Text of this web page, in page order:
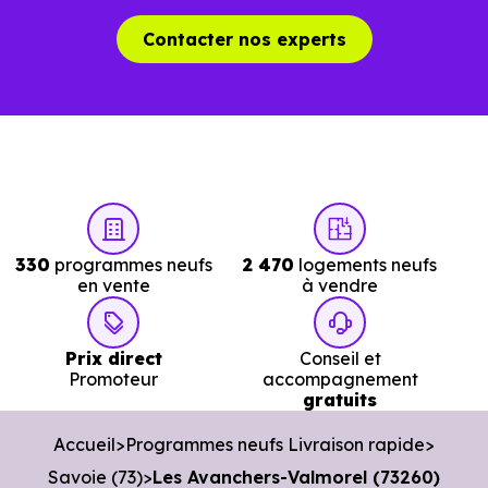
recherche urgente
Immobilier Neuf Annecy,vous accédez
directement aux
logements neufs en livraison
immédiate à Les Avanchers-Valmorel (73260)
réellement disponibles.
Nos conseillers vous permettent de :
Cibler les bons biens dès le départ.
Éviter les annonces obsolètes.
Contacter nos experts
330 programmes neufs
en vente
2 470 logements neufs
à vendre
Prix direct
Promoteur
Conseil et
accompagnement
gratuits
Accueil Programmes neufs Livraison rapide
Savoie (73) Les Avanchers-Valmorel (73260)